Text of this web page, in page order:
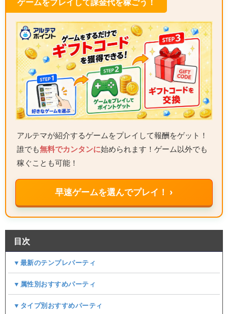
ゲームをプレイして課金代を稼ごう！
アルテマが紹介するゲームをプレイして報酬をゲット！
誰でも無料でカンタンに始められます！ゲーム以外でも
稼ぐことも可能！
早速ゲームを選んでプレイ！ ›
目次
▼最新のテンプレパーティ
▼属性別おすすめパーティ
▼タイプ別おすすめパーティ